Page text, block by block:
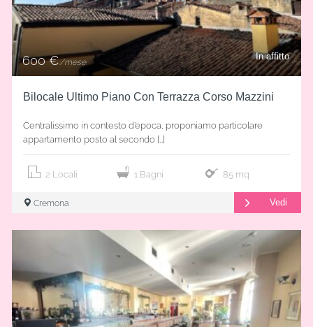
In affitto
600 €/mese
Bilocale Ultimo Piano Con Terrazza Corso Mazzini
Centralissimo in contesto d’epoca, proponiamo particolare
appartamento posto al secondo […]
2 Locali 1 Bagni 85 mq
Cremona Vedi